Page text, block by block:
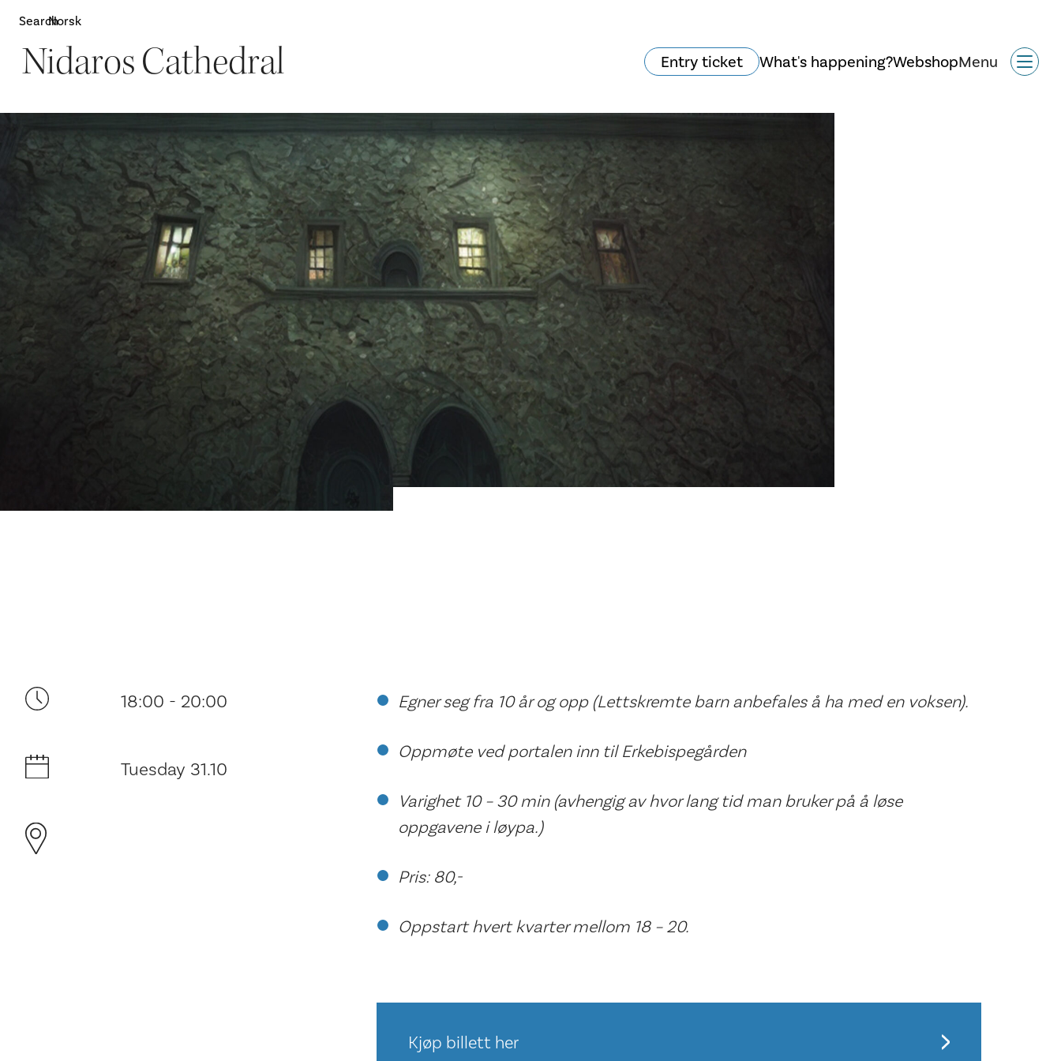
SearchNorsk
Nidaros Cathedral Entry ticket What's happening?WebshopMenu
The music in the
Cathedral
18:00 - 20:00
Tuesday 31.10
Egner seg fra 10 år og opp (Lettskremte barn anbefales å ha med en voksen).
Oppmøte ved portalen inn til Erkebispegården
Varighet 10 – 30 min (avhengig av hvor lang tid man bruker på å løse
oppgavene i løypa.)
Pris: 80,-
Oppstart hvert kvarter mellom 18 – 20.
Kjøp billett her